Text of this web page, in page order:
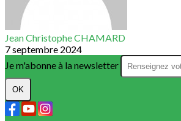
Jean Christophe CHAMARD
7 septembre 2024
Je m'abonne à la newsletter
OK